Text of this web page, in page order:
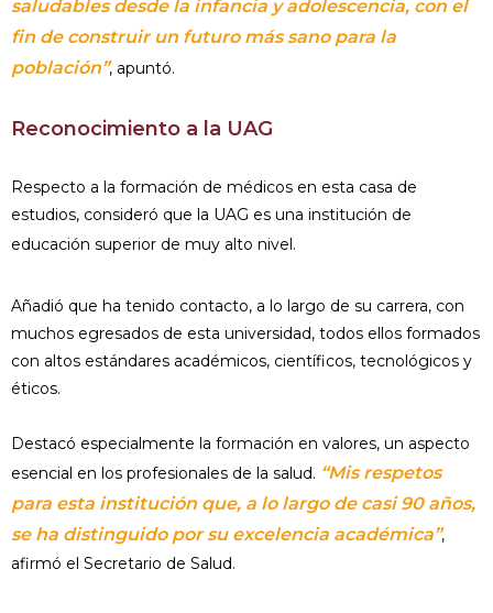
saludables desde la infancia y adolescencia, con el
fin de construir un futuro más sano para la
población”, apuntó.
Reconocimiento a la UAG
Respecto a la formación de médicos en esta casa de
estudios, consideró que la UAG es una institución de
educación superior de muy alto nivel.
Añadió que ha tenido contacto, a lo largo de su carrera, con
muchos egresados de esta universidad, todos ellos formados
con altos estándares académicos, científicos, tecnológicos y
éticos.
Destacó especialmente la formación en valores, un aspecto
esencial en los profesionales de la salud. “Mis respetos
para esta institución que, a lo largo de casi 90 años,
se ha distinguido por su excelencia académica”,
afirmó el Secretario de Salud.